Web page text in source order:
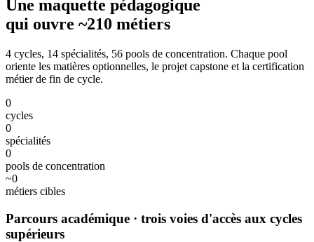
Une maquette pédagogique
qui ouvre ~210 métiers
4 cycles, 14 spécialités, 56 pools de concentration. Chaque pool
oriente les matières optionnelles, le projet capstone et la certification
métier de fin de cycle.
0
cycles
0
spécialités
0
pools de concentration
~0
métiers cibles
Parcours académique · trois voies d'accès aux cycles
supérieurs